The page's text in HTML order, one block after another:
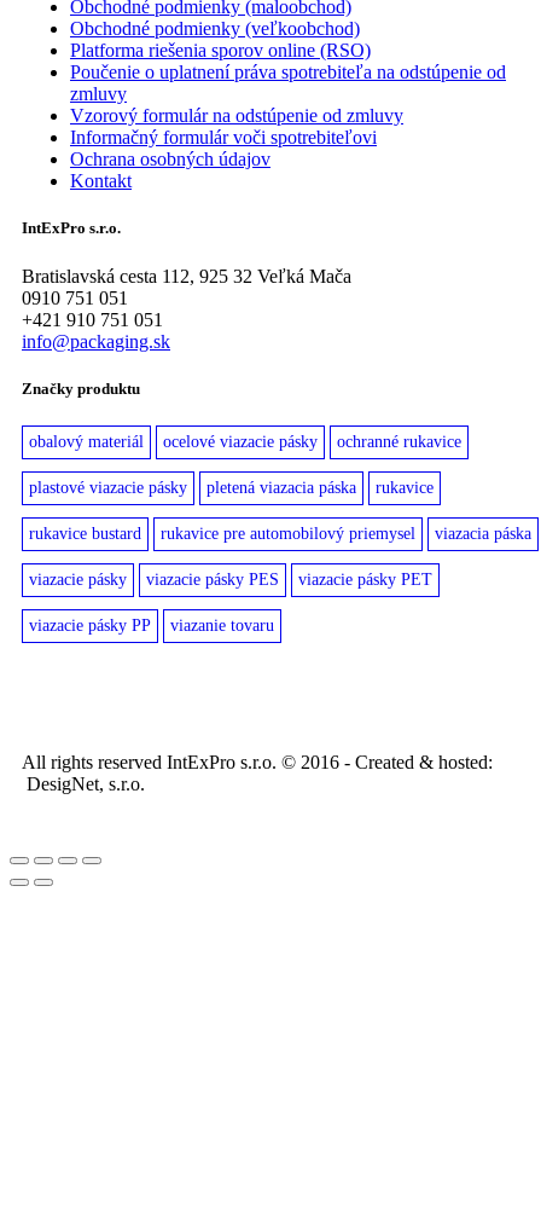
Obchodné podmienky (maloobchod)
Obchodné podmienky (veľkoobchod)
Platforma riešenia sporov online (RSO)
Poučenie o uplatnení práva spotrebiteľa na odstúpenie od
zmluvy
Vzorový formulár na odstúpenie od zmluvy
Informačný formulár voči spotrebiteľovi
Ochrana osobných údajov
Kontakt
IntExPro s.r.o.
Bratislavská cesta 112, 925 32 Veľká Mača
0910 751 051
+421 910 751 051
info@packaging.sk
Značky produktu
obalový materiál ocelové viazacie pásky ochranné rukavice
plastové viazacie pásky pletená viazacia páska rukavice
rukavice bustard rukavice pre automobilový priemysel viazacia páska
viazacie pásky viazacie pásky PES viazacie pásky PET
viazacie pásky PP viazanie tovaru
All rights reserved IntExPro s.r.o. © 2016 - Created & hosted:
DesigNet, s.r.o.